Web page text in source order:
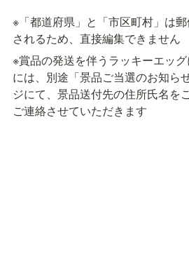
※「都道府県」と「市区町村」は
されるため、直接編集できません
※賞品の発送を伴うラッキーエッ
には、別途「景品ご当選のお知ら
ジにて、景品送付先の住所氏名を
ご連絡させていただきます